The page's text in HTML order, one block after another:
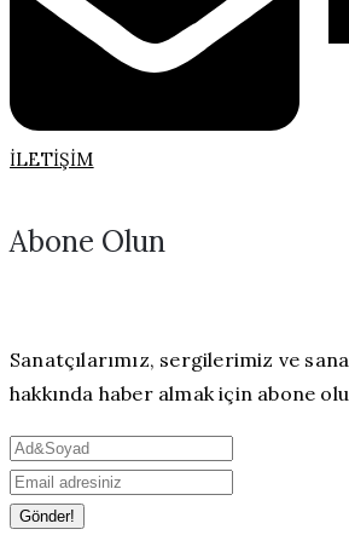
İLETIŞIM
Abone Olun
Sanatçılarımız, sergilerimiz ve
hakkında haber almak için abone